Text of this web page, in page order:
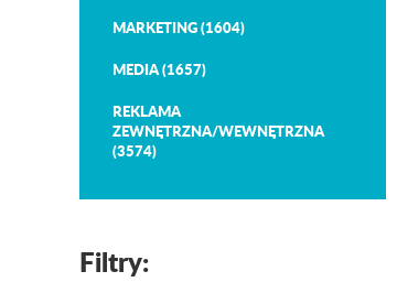
MARKETING (1604)
MEDIA (1657)
REKLAMA
ZEWNĘTRZNA/WEWNĘTRZNA
(3574)
Filtry: